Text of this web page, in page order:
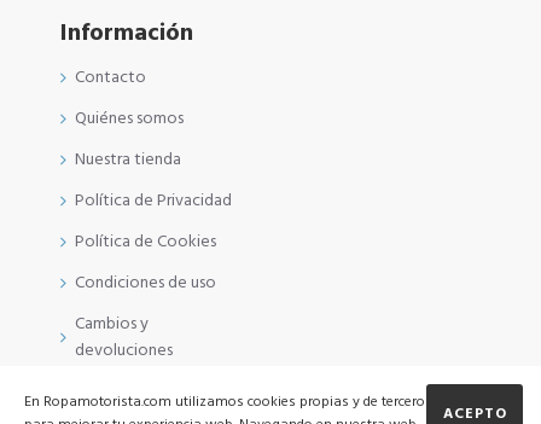
Información
Contacto
Quiénes somos
Nuestra tienda
Política de Privacidad
Política de Cookies
Condiciones de uso
Cambios y
devoluciones
ACEPTO
En Ropamotorista.com utilizamos cookies propias y de terceros